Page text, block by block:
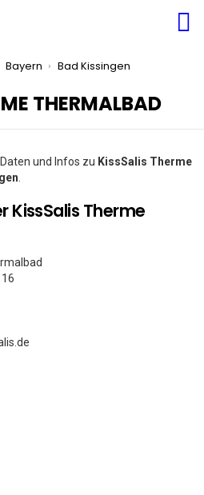
Bayern
Bad Kissingen
THERMALBAD
und Infos zu KissSalis Therme
KissSalis Therme